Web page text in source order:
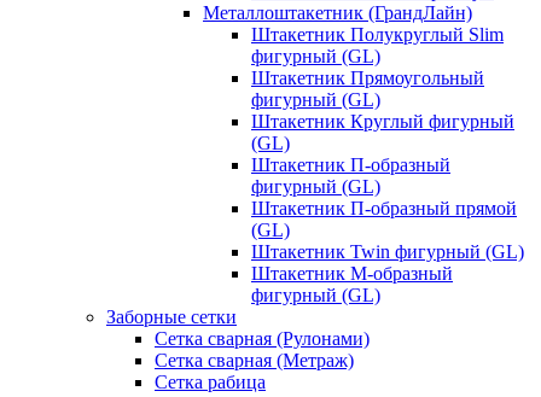
Металлоштакетник (ГрандЛайн)
Штакетник Полукруглый Slim
фигурный (GL)
Штакетник Прямоугольный
фигурный (GL)
Штакетник Круглый фигурный
(GL)
Штакетник П-образный
фигурный (GL)
Штакетник П-образный прямой
(GL)
Штакетник Twin фигурный (GL)
Штакетник М-образный
фигурный (GL)
Заборные сетки
Сетка сварная (Рулонами)
Сетка сварная (Метраж)
Сетка рабица